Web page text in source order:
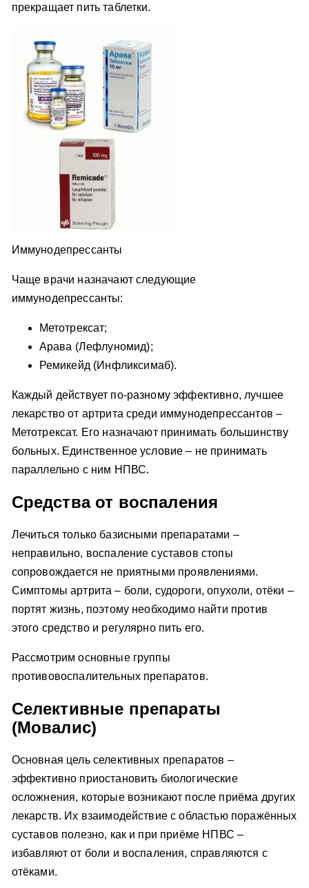
прекращает пить таблетки.
Иммунодепрессанты
Чаще врачи назначают следующие
иммунодепрессанты:
Метотрексат;
Арава (Лефлуномид);
Ремикейд (Инфликсимаб).
Каждый действует по-разному эффективно, лучшее
лекарство от артрита среди иммунодепрессантов –
Метотрексат. Его назначают принимать большинству
больных. Единственное условие – не принимать
параллельно с ним НПВС.
Средства от воспаления
Лечиться только базисными препаратами –
неправильно, воспаление суставов стопы
сопровождается не приятными проявлениями.
Симптомы артрита – боли, судороги, опухоли, отёки –
портят жизнь, поэтому необходимо найти против
этого средство и регулярно пить его.
Рассмотрим основные группы
противовоспалительных препаратов.
Селективные препараты
(Мовалис)
Основная цель селективных препаратов –
эффективно приостановить биологические
осложнения, которые возникают после приёма других
лекарств. Их взаимодействие с областью поражённых
суставов полезно, как и при приёме НПВС –
избавляют от боли и воспаления, справляются с
отёками.